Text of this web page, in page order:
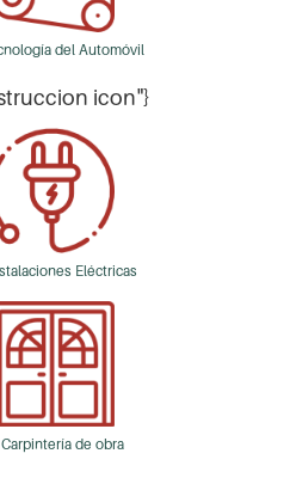
del Automóvil
icon"}
Eléctricas
de obra